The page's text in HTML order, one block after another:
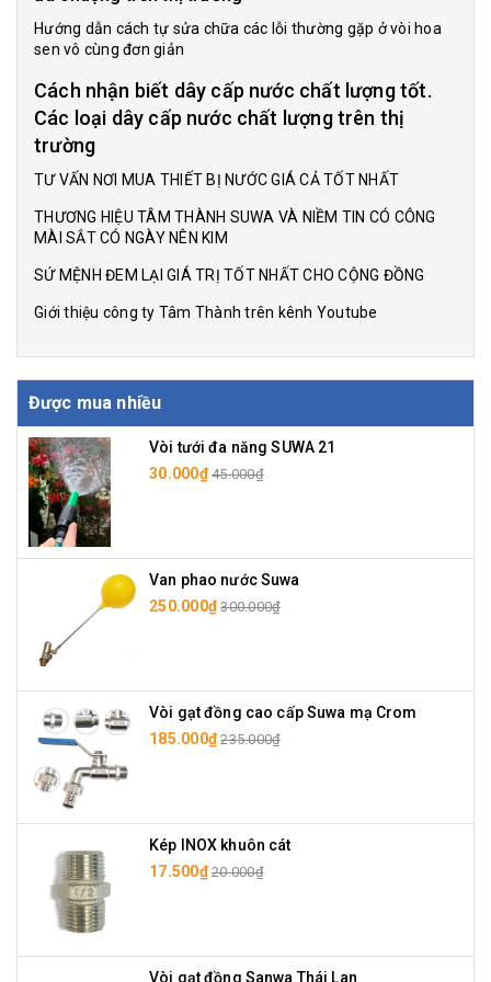
Hướng dẫn cách tự sửa chữa các lỗi thường gặp ở vòi hoa
sen vô cùng đơn giản
Cách nhận biết dây cấp nước chất lượng tốt.
Các loại dây cấp nước chất lượng trên thị
trường
TƯ VẤN NƠI MUA THIẾT BỊ NƯỚC GIÁ CẢ TỐT NHẤT
THƯƠNG HIỆU TÂM THÀNH SUWA VÀ NIỀM TIN CÓ CÔNG
MÀI SẮT CÓ NGÀY NÊN KIM
SỨ MỆNH ĐEM LẠI GIÁ TRỊ TỐT NHẤT CHO CỘNG ĐỒNG
Giới thiệu công ty Tâm Thành trên kênh Youtube
Được mua nhiều
Vòi tưới đa năng SUWA 21
30.000₫ 45.000₫
Van phao nước Suwa
250.000₫ 300.000₫
Vòi gạt đồng cao cấp Suwa mạ Crom
185.000₫ 235.000₫
Kép INOX khuôn cát
17.500₫ 20.000₫
Vòi gạt đồng Sanwa Thái Lan